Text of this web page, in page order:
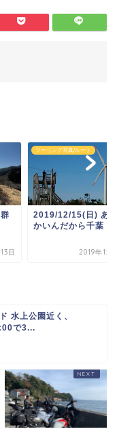
日
ツーリング写真/ルート
2019/12/15(日) あ
かいんだから千葉
2019年12
水上公園近く、
で3...